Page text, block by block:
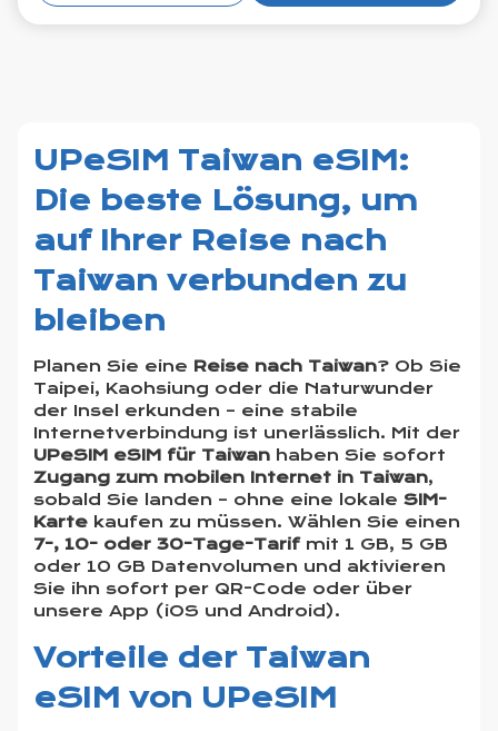
UPeSIM Taiwan eSIM:
Die beste Lösung, um
auf Ihrer Reise nach
Taiwan verbunden zu
bleiben
Planen Sie eine Reise nach Taiwan? Ob Sie
Taipei, Kaohsiung oder die Naturwunder
der Insel erkunden – eine stabile
Internetverbindung ist unerlässlich. Mit der
UPeSIM eSIM für Taiwan haben Sie sofort
Zugang zum mobilen Internet in Taiwan,
sobald Sie landen – ohne eine lokale SIM-
Karte kaufen zu müssen. Wählen Sie einen
7-, 10- oder 30-Tage-Tarifmit 1 GB, 5 GB
oder 10 GB Datenvolumen und aktivieren
Sie ihn sofort per QR-Code oder über
unsere App (iOS und Android).
Vorteile der Taiwan
eSIM von UPeSIM